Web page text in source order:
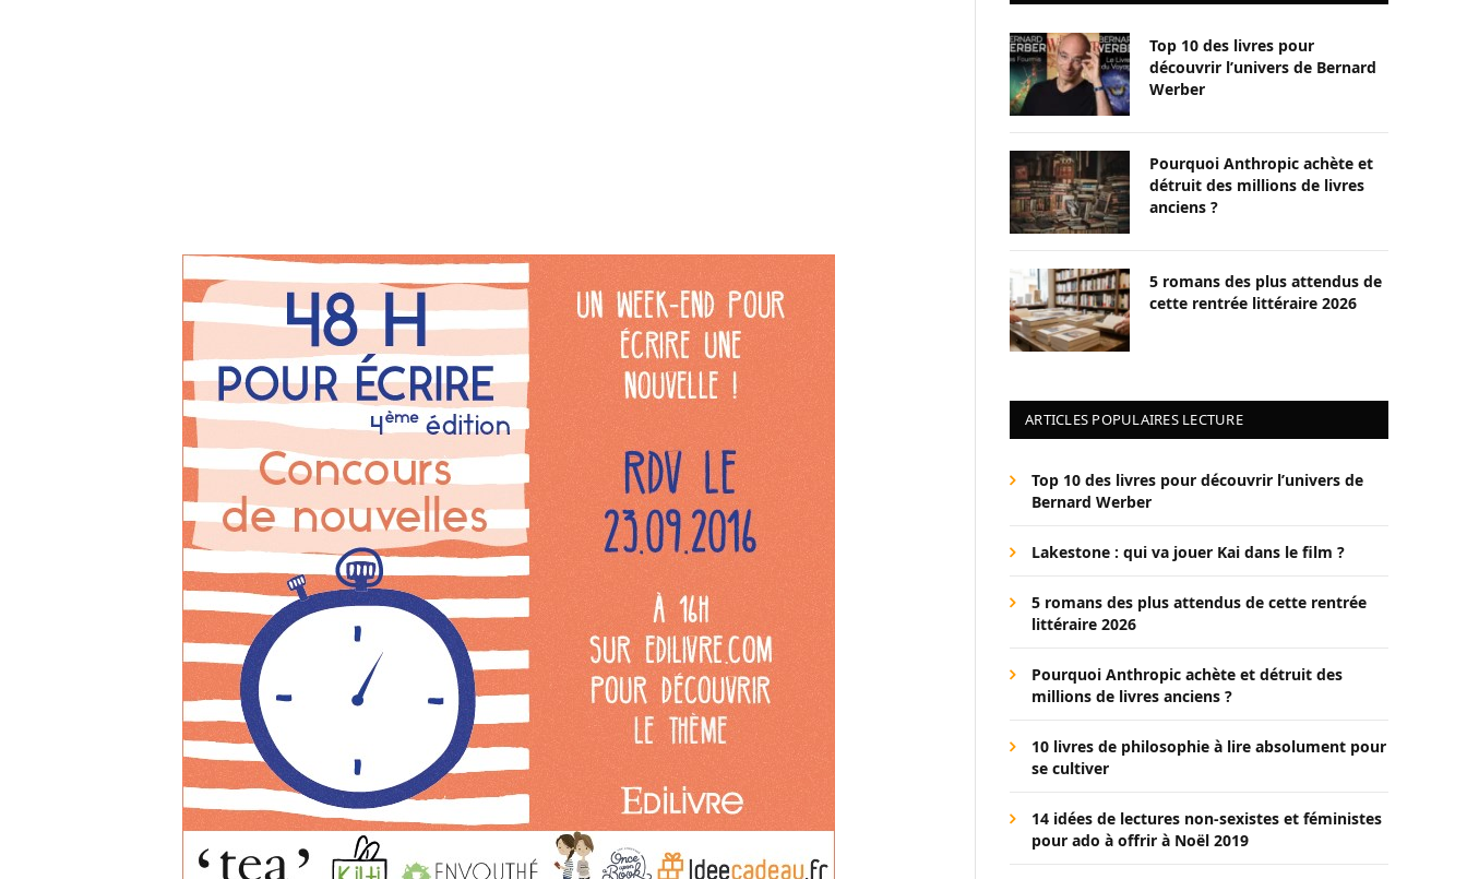
Top 10 des livres pour
découvrir l’univers de Bernard
Werber
Pourquoi Anthropic achète et
détruit des millions de livres
anciens ?
5 romans des plus attendus de
cette rentrée littéraire 2026
ARTICLES POPULAIRES LECTURE
Top 10 des livres pour découvrir l’univers de
Bernard Werber
Lakestone : qui va jouer Kai dans le film ?
5 romans des plus attendus de cette rentrée
littéraire 2026
Pourquoi Anthropic achète et détruit des
millions de livres anciens ?
10 livres de philosophie à lire absolument pour
se cultiver
14 idées de lectures non-sexistes et féministes
pour ado à offrir à Noël 2019